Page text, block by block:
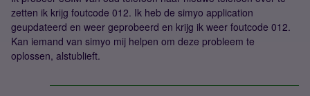
zetten ik krijg foutcode 012. Ik heb de simyo application
geupdateerd en weer geprobeerd en krijg ik weer foutcode 012.
Kan iemand van simyo mij helpen om deze probleem te
oplossen, alstublieft.